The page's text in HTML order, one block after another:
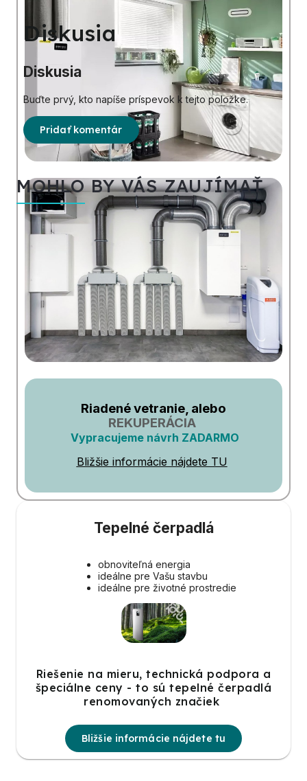
Diskusia
Diskusia
Buďte prvý, kto napíše príspevok k tejto položke.
Pridať komentár
MOHLO BY VÁS ZAUJÍMAŤ
Riadené vetranie, alebo
REKUPERÁCIA
Vypracujeme návrh ZADARMO
Bližšie informácie nájdete TU
Tepelné čerpadlá
obnoviteľná energia
ideálne pre Vašu stavbu
ideálne pre životné prostredie
Riešenie na mieru, technická podpora a
špeciálne ceny - to sú tepelné čerpadlá
renomovaných značiek
Bližšie informácie nájdete tu